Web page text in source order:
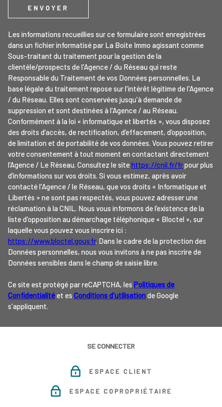
ENVOYER
Les informations recueillies sur ce formulaire sont enregistrées
dans un fichier informatisé par La Boite Immo agissant comme
Sous-traitant du traitement pour la gestion de la
clientèle/prospects de l'Agence / du Réseau qui reste
Responsable du Traitement de vos Données personnelles. La
base légale du traitement repose sur l'intérêt légitime de l'Agence
/ du Réseau. Elles sont conservées jusqu'à demande de
suppression et sont destinées à l'Agence / au Réseau.
Conformément à la loi « informatique et libertés », vous disposez
des droits d’accès, de rectification, d’effacement, d’opposition,
de limitation et de portabilité de vos données. Vous pouvez retirer
votre consentement à tout moment en contactant directement
l’Agence / Le Réseau. Consultez le sitehttps://cnil.fr/frpour plus
d’informations sur vos droits. Si vous estimez, après avoir
contacté l'Agence / le Réseau, que vos droits « Informatique et
Libertés » ne sont pas respectés, vous pouvez adresser une
réclamation à la CNIL. Nous vous informons de l’existence de la
liste d'opposition au démarchage téléphonique « Bloctel », sur
laquelle vous pouvez vous inscrire ici :
https://www.bloctel.gouv.fr. Dans le cadre de la protection des
Données personnelles, nous vous invitons à ne pas inscrire de
Données sensibles dans le champ de saisie libre.
Ce site est protégé par reCAPTCHA, les Politiques de
Confidentialité et es Conditions d'utilisationde Google
s'appliquent.
SE CONNECTER
ESPACE CLIENT
ESPACE COPROPRIÉTAIRE